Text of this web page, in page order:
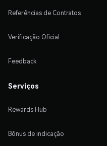
Referências de Contratos
Verificação Oficial
Feedback
Serviços
Rewards Hub
Bônus de indicação